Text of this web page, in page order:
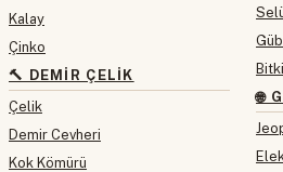
Kalay
Çinko
🔨 DEMIR ÇELIK
Çelik
Demir Cevheri
Kok Kömürü
🌐